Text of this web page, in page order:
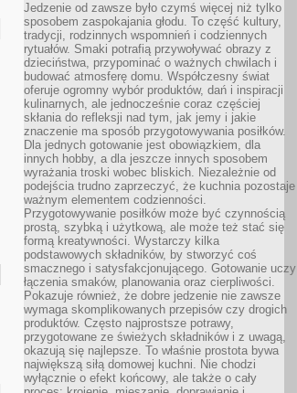
Jedzenie od zawsze było czymś więcej niż tylko
sposobem zaspokajania głodu. To część kultury,
tradycji, rodzinnych wspomnień i codziennych
rytuałów. Smaki potrafią przywoływać obrazy z
dzieciństwa, przypominać o ważnych chwilach i
budować atmosferę domu. Współczesny świat
oferuje ogromny wybór produktów, dań i inspiracji
kulinarnych, ale jednocześnie coraz częściej
skłania do refleksji nad tym, jak jemy i jakie
znaczenie ma sposób przygotowywania posiłków.
Dla jednych gotowanie jest obowiązkiem, dla
innych hobby, a dla jeszcze innych sposobem
wyrażania troski wobec bliskich. Niezależnie od
podejścia trudno zaprzeczyć, że kuchnia pozostaje
ważnym elementem codzienności.
Przygotowywanie posiłków może być czynnością
prostą, szybką i użytkową, ale może też stać się
formą kreatywności. Wystarczy kilka
podstawowych składników, by stworzyć coś
smacznego i satysfakcjonującego. Gotowanie uczy
łączenia smaków, planowania oraz cierpliwości.
Pokazuje również, że dobre jedzenie nie zawsze
wymaga skomplikowanych przepisów czy drogich
produktów. Często najprostsze potrawy,
przygotowane ze świeżych składników i z uwagą,
okazują się najlepsze. To właśnie prostota bywa
największą siłą domowej kuchni. Nie chodzi
wyłącznie o efekt końcowy, ale także o cały